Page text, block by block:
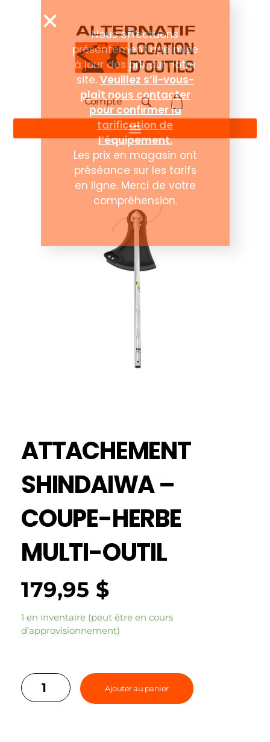
Compte
ATTACHEMENT
SHINDAIWA –
COUPE-HERBE
MULTI-OUTIL
179,95 $
1 en inventaire (peut être en cours
d’approvisionnement)
Ajouter au panier